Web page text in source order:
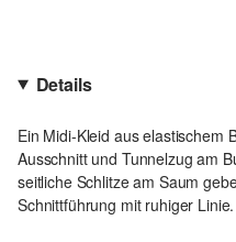
Details
Ein Midi-Kleid aus elastischem
Ausschnitt und Tunnelzug am
seitliche Schlitze am Saum
Schnittführung mit ruhiger Linie.